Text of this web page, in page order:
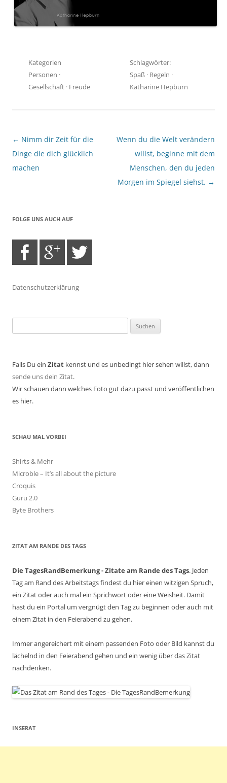
Kategorien
Personen ·
Gesellschaft · Freude
Schlagwörter:
Spaß · Regeln ·
Katharine Hepburn
Beitragsnavigation
← Nimm dir Zeit für die
Dinge die dich glücklich
machen
Wenn du die Welt verändern
willst, beginne mit dem
Menschen, den du jeden
Morgen im Spiegel siehst. →
FOLGE UNS AUCH AUF
Datenschutzerklärung
nach:
Falls Du ein Zitat kennst und es unbedingt hier sehen willst, dann
sende uns dein Zitat.
Wir schauen dann welches Foto gut dazu passt und veröffentlichen
es hier.
SCHAU MAL VORBEI
Shirts & Mehr
Microble – It’s all about the picture
Croquis
Guru 2.0
Byte Brothers
ZITAT AM RANDE DES TAGS
Die TagesRandBemerkung - Zitate am Rande des Tags. Jeden
Tag am Rand des Arbeitstags findest du hier einen witzigen Spruch,
ein Zitat oder auch mal ein Sprichwort oder eine Weisheit. Damit
hast du ein Portal um vergnügt den Tag zu beginnen oder auch mit
einem Zitat in den Feierabend zu gehen.
Immer angereichert mit einem passenden Foto oder Bild kannst du
lächelnd in den Feierabend gehen und ein wenig über das Zitat
nachdenken.
INSERAT